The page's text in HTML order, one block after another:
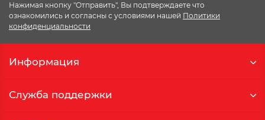
Нажимая кнопку "Отправить", Вы подтверждаете что
ознакомились и согласны с условиями нашей Политики
конфиденциальности
Информация
Служба поддержки